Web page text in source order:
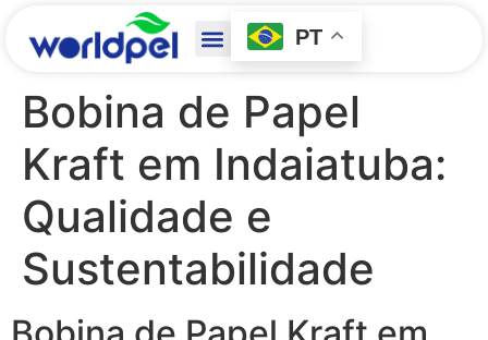
PT
Bobina de Papel
Kraft em Indaiatuba:
Qualidade e
Sustentabilidade